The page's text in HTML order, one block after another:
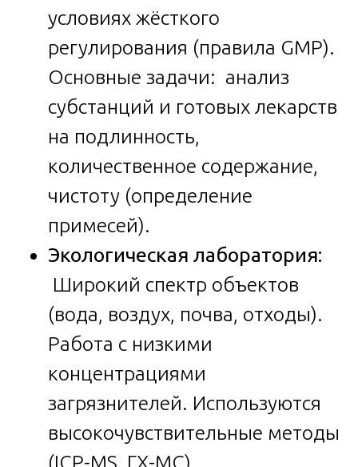
условиях жёсткого
регулирования (правила GMP).
Основные задачи: анализ
субстанций и готовых лекарств
на подлинность,
количественное содержание,
чистоту (определение
примесей).
Экологическая лаборатория:
Широкий спектр объектов
(вода, воздух, почва, отходы).
Работа с низкими
концентрациями
загрязнителей. Используются
высокочувствительные методы
(ICP-MS, ГХ-МС).